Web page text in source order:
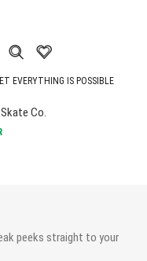
EVERYTHING IS POSSIBLE
Co.
peeks straight to your